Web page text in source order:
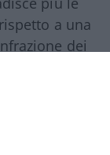
a una
dei